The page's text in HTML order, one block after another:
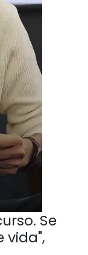
Se
vida",